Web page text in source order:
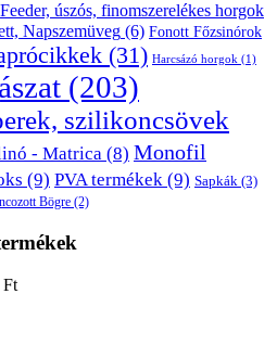
Feeder, úszós, finomszerelékes horgok
Napszemüveg (6) Fonott Főzsinórok
(31) Harcsázó horgok (1)
(203)
szilikoncsövek
- Matrica (8) Monofil
(9) PVA termékek (9) Sapkák (3)
Bögre (2)
Ft